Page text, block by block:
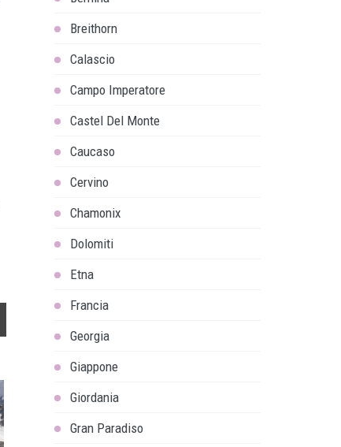
Breithorn
Calascio
Campo Imperatore
Castel Del Monte
Caucaso
Cervino
Chamonix
Dolomiti
Etna
Francia
Georgia
Giappone
Giordania
Gran Paradiso